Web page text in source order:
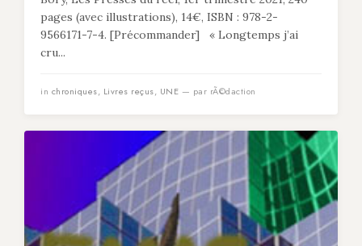
pages (avec illustrations), 14€, ISBN : 978-2-
9566171-7-4. [Précommander] « Longtemps j’ai
cru...
in chroniques, Livres reçus, UNE — par rÃ©daction